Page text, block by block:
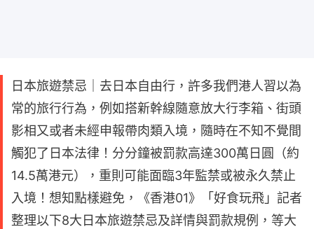
日本旅遊禁忌｜去日本自由行，許多我們港人習以為
常的旅行行為，例如搭新幹線隨意放大行李箱、街頭
影相又或者未經申報帶肉類入境，隨時在不知不覺間
觸犯了日本法律！分分鐘被罰款高達300萬日圓（約
14.5萬港元），重則可能面臨3年監禁或被永久禁止
入境！想知點樣避免，《香港01》「好食玩飛」記者
整理以下8大日本旅遊禁忌及詳情與罰款規例，等大